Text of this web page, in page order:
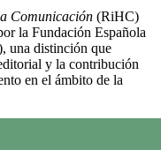
Comunicación (RiHC)
la Fundación Española
una distinción que
y la contribución
en el ámbito de la